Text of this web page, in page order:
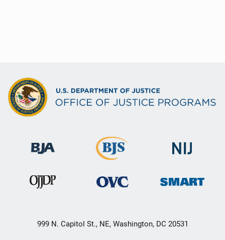
999 N. Capitol St., NE, Washington, DC 20531